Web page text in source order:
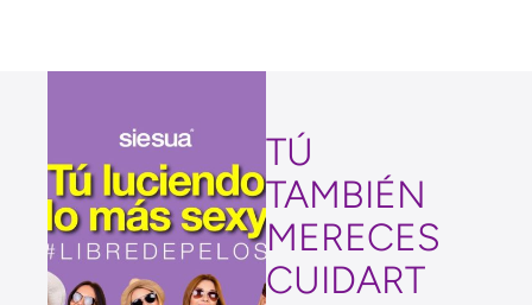
TÚ
TAMBIÉN
MERECES
CUIDART